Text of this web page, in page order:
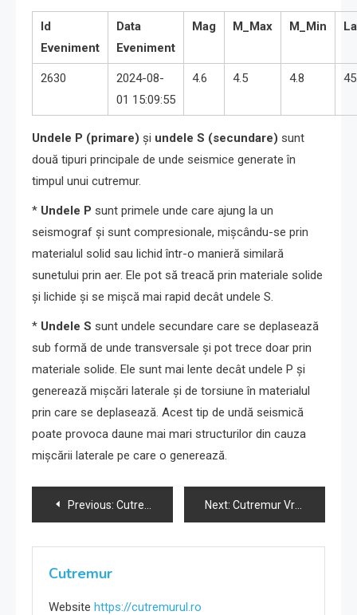
Id
Eveniment
Data
Eveniment
Mag M_Max M_Min
2630
2024-08-
01 15:09:55
4.6 4.5 4.8
Undele P (primare) și undele S (secundare) sunt
două tipuri principale de unde seismice generate în
timpul unui cutremur.
* Undele P sunt primele unde care ajung la un
seismograf și sunt compresionale, mișcându-se prin
materialul solid sau lichid într-o manieră similară
sunetului prin aer. Ele pot să treacă prin materiale solide
și lichide și se mișcă mai rapid decât undele S.
* Undele S sunt undele secundare care se deplasează
sub formă de unde transversale și pot trece doar prin
materiale solide. Ele sunt mai lente decât undele P și
generează mișcări laterale și de torsiune în materialul
prin care se deplasează. Acest tip de undă seismică
poate provoca daune mai mari structurilor din cauza
mișcării laterale pe care o generează.
Navigare
în
articole
Previous: Cutremur Vrancea 1-08-2024 ora 15:09 Next: Cutremur Vrancea 1-08-2024 ora 15:09
Cutremur
Website https://cutremurul.ro